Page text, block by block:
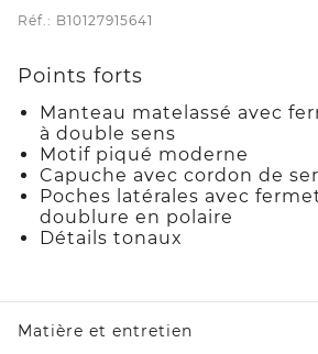
Réf.: B10127915641
Points forts
Manteau matelassé avec
à double sens
Motif piqué moderne
Capuche avec cordon de
Poches latérales avec
doublure en polaire
Détails tonaux
Matière et entretien